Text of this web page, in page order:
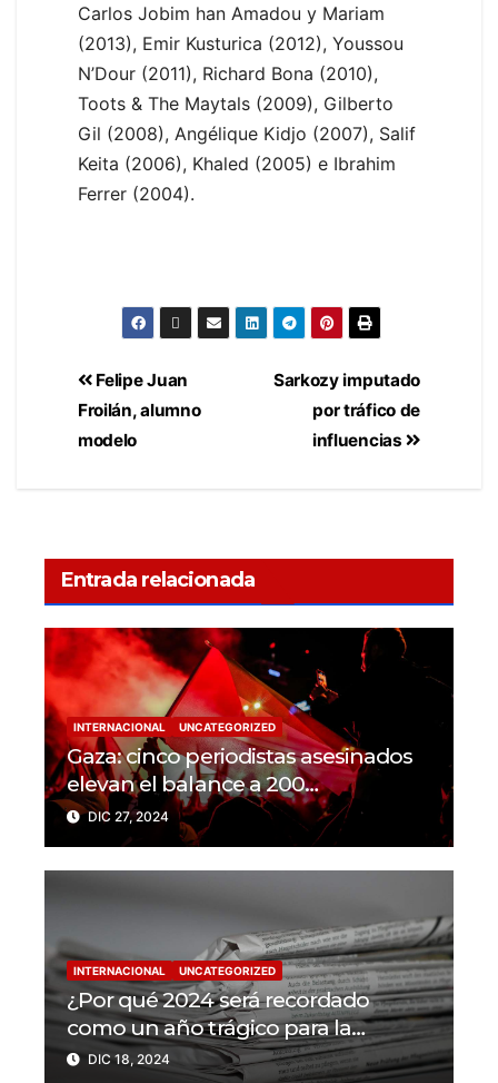
Carlos Jobim han Amadou y Mariam
(2013), Emir Kusturica (2012), Youssou
N’Dour (2011), Richard Bona (2010),
Toots & The Maytals (2009), Gilberto
Gil (2008), Angélique Kidjo (2007), Salif
Keita (2006), Khaled (2005) e Ibrahim
Ferrer (2004).
Sarkozy imputado
por tráfico de
influencias
Felipe Juan
Froilán, alumno
modelo
Entrada relacionada
INTERNACIONAL UNCATEGORIZED
Gaza: cinco periodistas asesinados
elevan el balance a 200
trabajadores de la prensa muertos
en 2024
DIC 27, 2024
INTERNACIONAL UNCATEGORIZED
¿Por qué 2024 será recordado
como un año trágico para la
libertad de prensa? Un tercio de los
DIC 18, 2024